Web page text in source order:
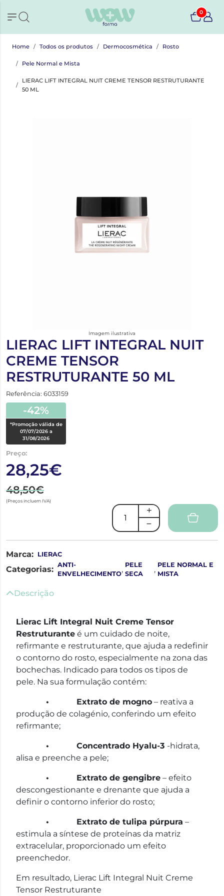
0
Home Todos os produtos Dermocosmética Rosto
Pele Normal e Mista
LIERAC LIFT INTEGRAL NUIT CREME TENSOR RESTRUTURANTE
50 ML
Imagem ilustrativa
LIERAC LIFT INTEGRAL NUIT
CREME TENSOR
RESTRUTURANTE 50 ML
Referência: 6033159
-42%
*Promoção válida de
07/07/2026 a
31/08/2026
Preço:
28,25€
48,50€
(Preços incluem IVA)
Marca: LIERAC
Categorias: ANTI-
ENVELHECIMENTO, PELE
SECA
, PELE NORMAL E
MISTA
Descrição
Lierac Lift Integral Nuit Creme Tensor
Restruturante é um cuidado de noite,
refirmante e restruturante, que ajuda a redefinir
o contorno do rosto, especialmente na zona das
bochechas. Indicado para todos os tipos de
pele. Na sua formulação contém:
• Extrato de mogno – reativa a
produção de colagénio, conferindo um efeito
refirmante;
• Concentrado Hyalu-3 -hidrata,
alisa e preenche a pele;
• Extrato de gengibre – efeito
descongestionante e drenante que ajuda a
definir o contorno inferior do rosto;
• Extrato de tulipa púrpura –
estimula a síntese de proteínas da matriz
extracelular, proporcionado um efeito
preenchedor.
Em resultado, Lierac Lift Integral Nuit Creme
Tensor Restruturante